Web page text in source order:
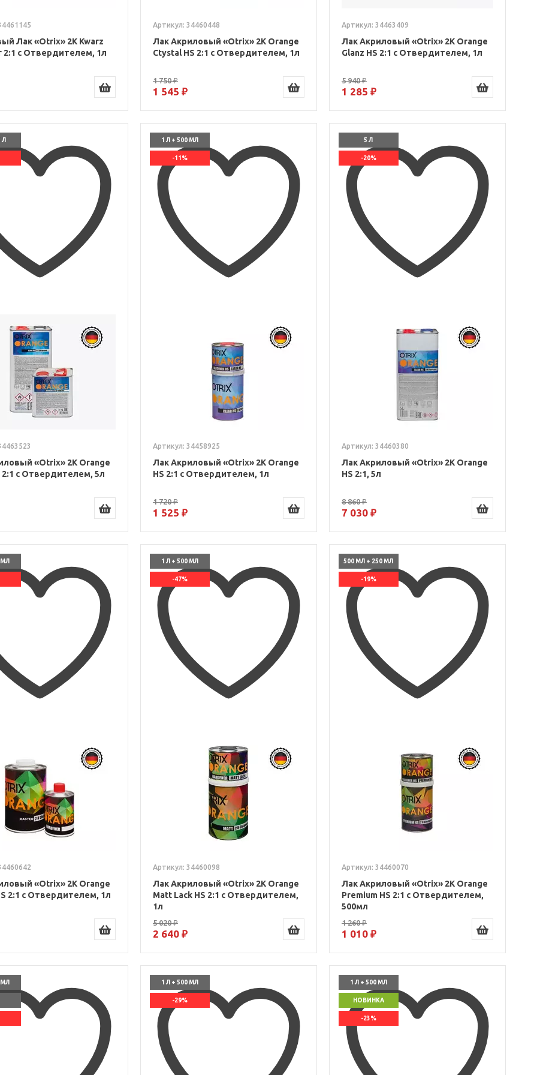
Лак «Otrix» 2К Kwarz
2:1 с Отвердителем, 1л
Артикул: 34460448
Лак Акриловый «Otrix» 2К Orange
Ctystal HS 2:1 с Отвердителем, 1л
1 750 ₽
1 545 ₽
Артикул: 34463409
Лак Акриловый «Otrix» 2К Orange
Glanz HS 2:1 с Отвердителем, 1л
5 940 ₽
1 285 ₽
Л
«Otrix» 2К Orange
2:1 с Отвердителем, 5л
1 Л + 500 МЛ
-11%
Артикул: 34458925
Лак Акриловый «Otrix» 2К Orange
HS 2:1 с Отвердителем, 1л
1 720 ₽
1 525 ₽
5 Л
-20%
Артикул: 34460380
Лак Акриловый «Otrix» 2К Orange
HS 2:1, 5л
8 860 ₽
7 030 ₽
МЛ
«Otrix» 2К Orange
2:1 с Отвердителем, 1л
1 Л + 500 МЛ
-47%
Артикул: 34460098
Лак Акриловый «Otrix» 2К Orange
Matt Lack HS 2:1 с Отвердителем,
1л
5 020 ₽
2 640 ₽
500 МЛ + 250 МЛ
-19%
Артикул: 34460070
Лак Акриловый «Otrix» 2К Orange
Premium HS 2:1 с Отвердителем,
500мл
1 260 ₽
1 010 ₽
МЛ 1 Л + 500 МЛ
-29%
1 Л + 500 МЛ
НОВИНКА
-23%